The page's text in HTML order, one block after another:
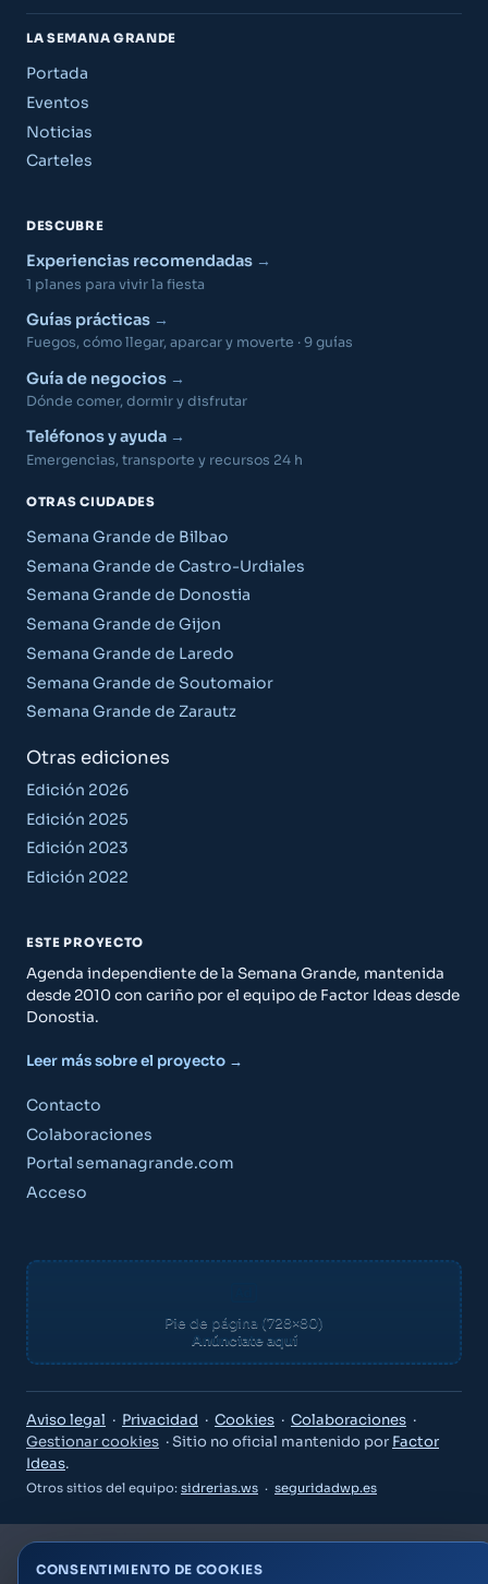
LA SEMANA GRANDE
Portada
Eventos
Noticias
Carteles
DESCUBRE
Experiencias recomendadas
1 planes para vivir la fiesta
Guías prácticas
Fuegos, cómo llegar, aparcar y moverte · 9 guías
Guía de negocios
Dónde comer, dormir y disfrutar
Teléfonos y ayuda
Emergencias, transporte y recursos 24 h
OTRAS CIUDADES
Semana Grande de Bilbao
Semana Grande de Castro-Urdiales
Semana Grande de Donostia
Semana Grande de Gijon
Semana Grande de Laredo
Semana Grande de Soutomaior
Semana Grande de Zarautz
Otras ediciones
Edición 2026
Edición 2025
Edición 2023
Edición 2022
ESTE PROYECTO
Agenda independiente de la Semana Grande, mantenida
desde 2010 con cariño por el equipo de Factor Ideas desde
Donostia.
Leer más sobre el proyecto →
Contacto
Colaboraciones
Portal semanagrande.com
Acceso
Pie de página (728×80)
Anúnciate aquí
Aviso legal · Privacidad · Cookies · Colaboraciones ·
Gestionar cookies · Sitio no oficial mantenido por Factor
Ideas.
Otros sitios del equipo: sidrerias.ws · seguridadwp.es
CONSENTIMIENTO DE COOKIES
Guía Semana Grande
«¿Qué puedo hacer el viernes por la noche?»